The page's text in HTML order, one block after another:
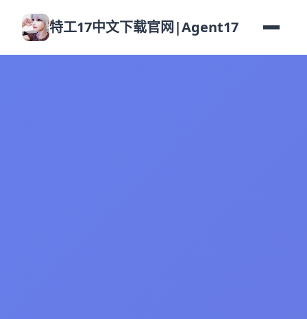
特工17中文下载官网|Agent17